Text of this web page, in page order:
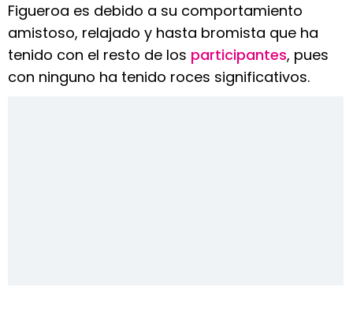
Figueroa es debido a su comportamiento
amistoso, relajado y hasta bromista que ha
tenido con el resto de los participantes, pues
con ninguno ha tenido roces significativos.